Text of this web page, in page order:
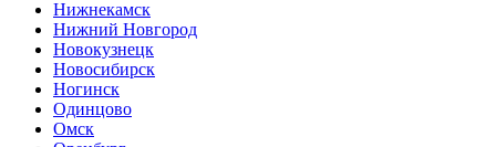
Нижнекамск
Нижний Новгород
Новокузнецк
Новосибирск
Ногинск
Одинцово
Омск